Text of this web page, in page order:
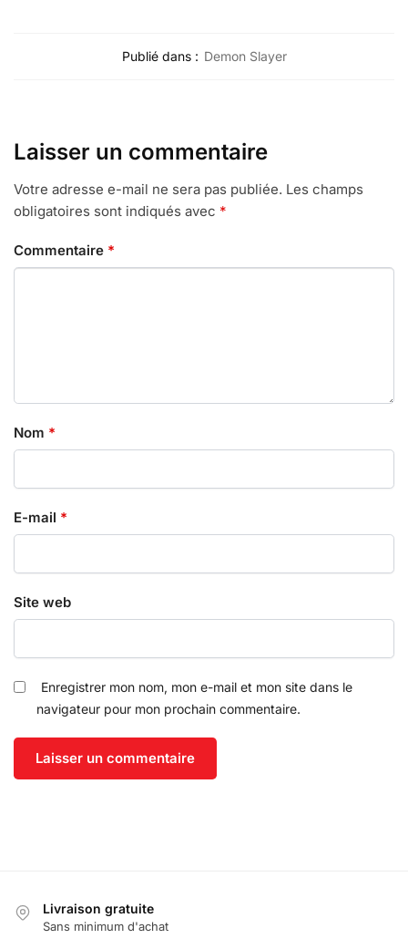
Publié dans : Demon Slayer
Laisser un commentaire
Votre adresse e-mail ne sera pas publiée. Les champs
obligatoires sont indiqués avec *
Commentaire *
Nom *
E-mail *
Site web
Enregistrer mon nom, mon e-mail et mon site dans le
navigateur pour mon prochain commentaire.
Livraison gratuite
Sans minimum d'achat